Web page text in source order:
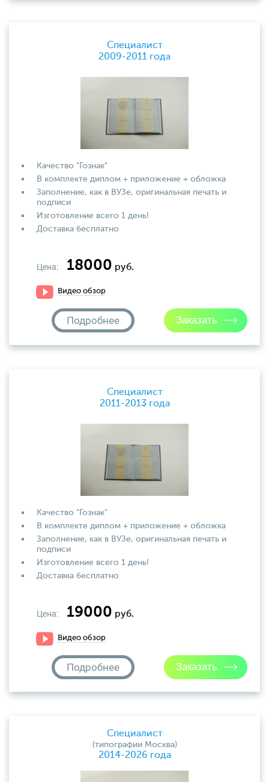
Специалист
2009-2011 года
Качество "Гознак"
В комплекте диплом + приложение + обложка
Заполнение, как в ВУЗе, оригинальная печать и
подписи
Изготовление всего 1 день!
Доставка бесплатно
Цена: 18000 руб.
Видео обзор
Подробнее
Специалист
2011-2013 года
Качество "Гознак"
В комплекте диплом + приложение + обложка
Заполнение, как в ВУЗе, оригинальная печать и
подписи
Изготовление всего 1 день!
Доставка бесплатно
Цена: 19000 руб.
Видео обзор
Подробнее
Специалист
(типографии Москва)
2014-2026 года